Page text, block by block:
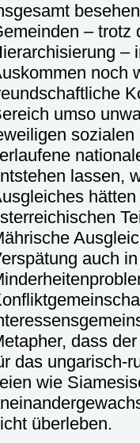
– trotz
–
noch
umso
lassen,
auch
dass
das ungarisch-
wie
überleben.